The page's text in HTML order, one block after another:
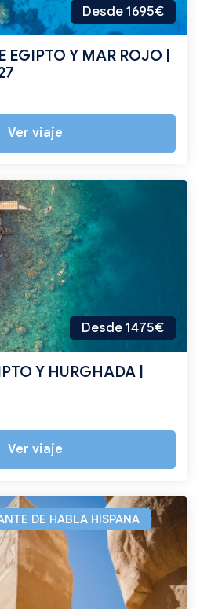
Desde 1695€
EGIPTO Y MAR ROJO |
Ver viaje
Desde 1475€
Y HURGHADA |
Ver viaje
DE HABLA HISPANA